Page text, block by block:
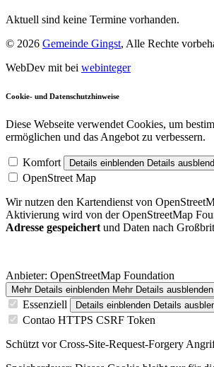
Aktuell sind keine Termine vorhanden.
© 2026 Gemeinde Gingst, Alle Rechte
WebDev mit bei webinteger
Cookie- und Datenschutzhinweise
Diese Webseite verwendet Cookies, um
ermöglichen und das Angebot zu verbessern.
Komfort Details einblenden Details
OpenStreet Map
Wir nutzen den Kartendienst von
Aktivierung wird von der OpenStreetMap
Adresse gespeichert und Daten nach
Anbieter: OpenStreetMap Foundation
Mehr Details einblenden Mehr Details ausblenden
Essenziell Details einblenden Details
Contao HTTPS CSRF Token
Schützt vor Cross-Site-Request-Forgery